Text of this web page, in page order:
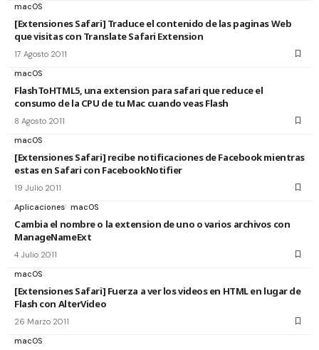
macOS
[Extensiones Safari] Traduce el contenido de las paginas Web
que visitas con Translate Safari Extension
17 Agosto 2011
macOS
FlashToHTML5, una extension para safari que reduce el
consumo de la CPU de tu Mac cuando veas Flash
8 Agosto 2011
macOS
[Extensiones Safari] recibe notificaciones de Facebook mientras
estas en Safari con FacebookNotifier
19 Julio 2011
Aplicaciones macOS
Cambia el nombre o la extension de uno o varios archivos con
ManageNameExt
4 Julio 2011
macOS
[Extensiones Safari] Fuerza a ver los videos en HTML en lugar de
Flash con AlterVideo
26 Marzo 2011
macOS